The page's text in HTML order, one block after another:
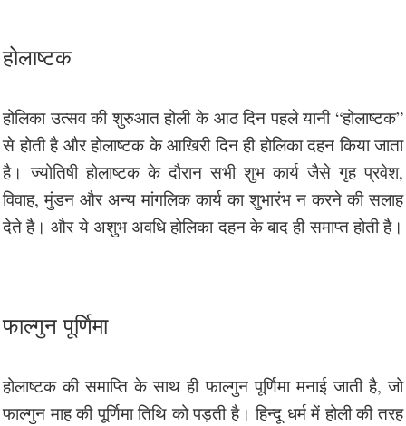
होलाष्टक
होलिका उत्सव की शुरुआत होली के आठ दिन पहले यानी “होलाष्टक”
से होती है और होलाष्टक के आखिरी दिन ही होलिका दहन किया जाता
है। ज्योतिषी होलाष्टक के दौरान सभी शुभ कार्य जैसे गृह प्रवेश,
विवाह, मुंडन और अन्य मांगलिक कार्य का शुभारंभ न करने की सलाह
देते है। और ये अशुभ अवधि होलिका दहन के बाद ही समाप्त होती है।
फाल्गुन पूर्णिमा
होलाष्टक की समाप्ति के साथ ही फाल्गुन पूर्णिमा मनाई जाती है, जो
फाल्गुन माह की पूर्णिमा तिथि को पड़ती है। हिन्दू धर्म में होली की तरह